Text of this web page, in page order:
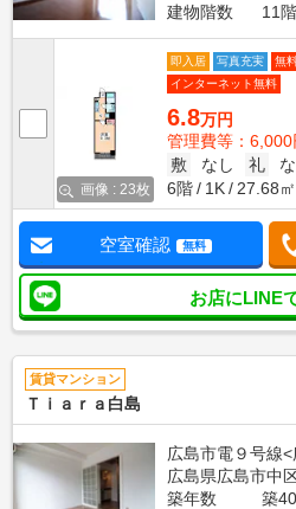
建物階数
11
画像 : 23枚
即入居 写真充実
無
インターネット無料
6.8万円
管理費等：6,000
敷
なし 礼
6階
1K 27.68㎡
空室確認 無料
お店にLINE
賃貸マンション
Ｔｉａｒａ白島
広島市電９号線
広島県広島市中
築年数
築